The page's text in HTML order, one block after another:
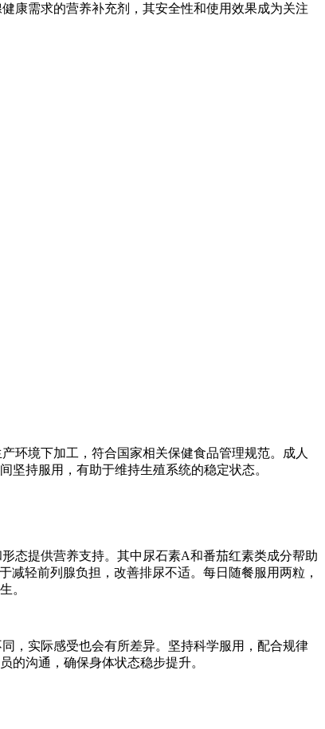
康需求的营养补充剂，其安全性和使用效果成为关注
环境下加工，符合国家相关保健食品管理规范。成人
持服用，有助于维持生殖系统的稳定状态。
态提供营养支持。其中尿石素A和番茄红素类成分帮助
轻前列腺负担，改善排尿不适。每日随餐服用两粒，
。
，实际感受也会有所差异。坚持科学服用，配合规律
的沟通，确保身体状态稳步提升。